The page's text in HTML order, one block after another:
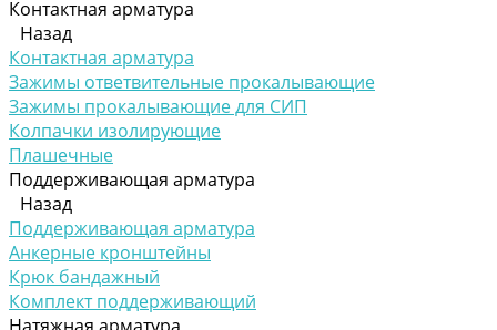
Контактная арматура
Назад
Контактная арматура
Зажимы ответвительные прокалывающие
Зажимы прокалывающие для СИП
Колпачки изолирующие
Плашечные
Поддерживающая арматура
Назад
Поддерживающая арматура
Анкерные кронштейны
Крюк бандажный
Комплект поддерживающий